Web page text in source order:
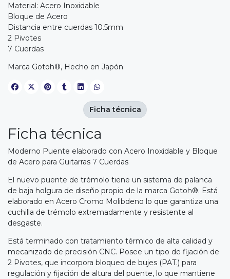
Material: Acero Inoxidable
Bloque de Acero
Distancia entre cuerdas 10.5mm
2 Pivotes
7 Cuerdas
Marca Gotoh®, Hecho en Japón
Ficha técnica
Moderno Puente elaborado con Acero Inoxidable y Bloque
de Acero para Guitarras 7 Cuerdas
El nuevo puente de trémolo tiene un sistema de palanca
de baja holgura de diseño propio de la marca Gotoh®. Está
elaborado en Acero Cromo Molibdeno lo que garantiza una
cuchilla de trémolo extremadamente y resistente al
desgaste.
Está terminado con tratamiento térmico de alta calidad y
mecanizado de precisión CNC. Posee un tipo de fijación de
2 Pivotes, que incorpora bloqueo de bujes (PAT.) para
regulación y fijación de altura del puente, lo que mantiene
Ficha técnica